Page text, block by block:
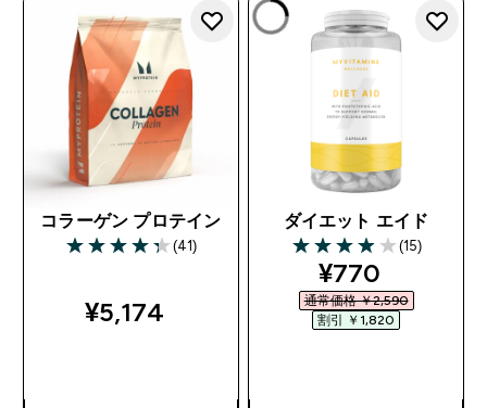
コラーゲン プロテイン
4.29 out of 5 stars
(41)
¥5,174‎
ダイエット エイド
3.93 out of 5 stars
(15)
discounted
¥770‎
通常価格 ￥2,590‎
割引 ￥1,820‎